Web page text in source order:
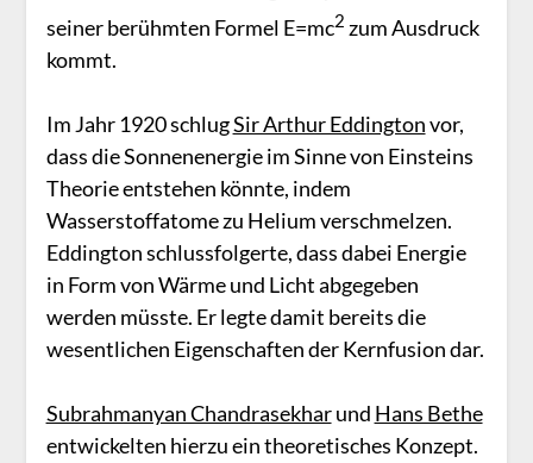
seiner berühmten Formel E=mc2 zum Ausdruck
kommt.
Im Jahr 1920 schlugSir Arthur Eddingtonvor,
dass die Sonnenenergie im Sinne von Einsteins
Theorie entstehen könnte, indem
Wasserstoffatome zu Helium verschmelzen.
Eddington schlussfolgerte, dass dabei Energie
in Form von Wärme und Licht abgegeben
werden müsste. Er legte damit bereits die
wesentlichen Eigenschaften der Kernfusion dar.
Subrahmanyan Chandrasekharund Hans Bethe
entwickelten hierzu ein theoretisches Konzept.